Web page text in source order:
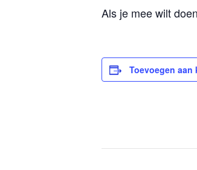
Als je mee wilt
Toevoegen aan